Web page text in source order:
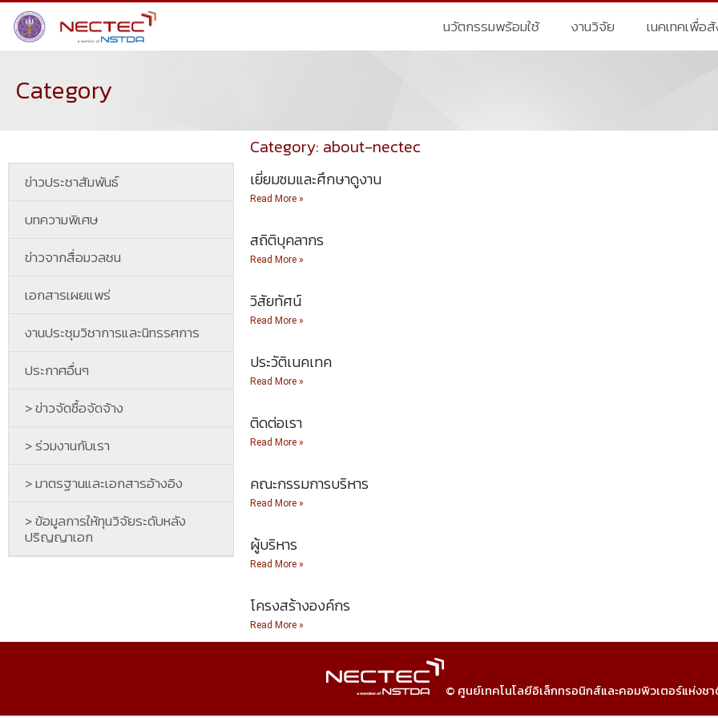
นวัตกรรมพร้อมใช้ งานวิจัย เนคเทคเพื่อ
Category
ข่าวประชาสัมพันธ์
บทความพิเศษ
ข่าวจากสื่อมวลชน
เอกสารเผยแพร่
งานประชุมวิชาการและนิทรรศการ
ประกาศอื่นๆ
> ข่าวจัดซื้อจัดจ้าง
> ร่วมงานกับเรา
> มาตรฐานและเอกสารอ้างอิง
> ข้อมูลการให้ทุนวิจัยระดับหลัง
ปริญญาเอก
Category: about-nectec
เยี่ยมชมและศึกษาดูงาน
Read More »
สถิติบุคลากร
Read More »
วิสัยทัศน์
Read More »
ประวัติเนคเทค
Read More »
ติดต่อเรา
Read More »
คณะกรรมการบริหาร
Read More »
ผู้บริหาร
Read More »
โครงสร้างองค์กร
Read More »
© ศูนย์เทคโนโลยีอิเล็กทรอนิกส์และคอมพิวเตอร์แห่งชา